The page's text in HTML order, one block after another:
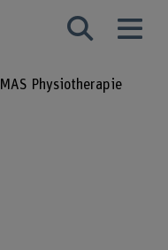
MAS Physiotherapie